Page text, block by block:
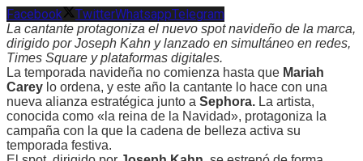
Facebook TwitterWhatsappTelegram
La cantante protagoniza el nuevo spot navideño de la marca,
dirigido por Joseph Kahn y lanzado en simultáneo en redes,
Times Square y plataformas digitales.
La temporada navideña no comienza hasta que Mariah
Carey lo ordena, y este año la cantante lo hace con una
nueva alianza estratégica junto a Sephora. La artista,
conocida como «la reina de la Navidad», protagoniza la
campaña con la que la cadena de belleza activa su
temporada festiva.